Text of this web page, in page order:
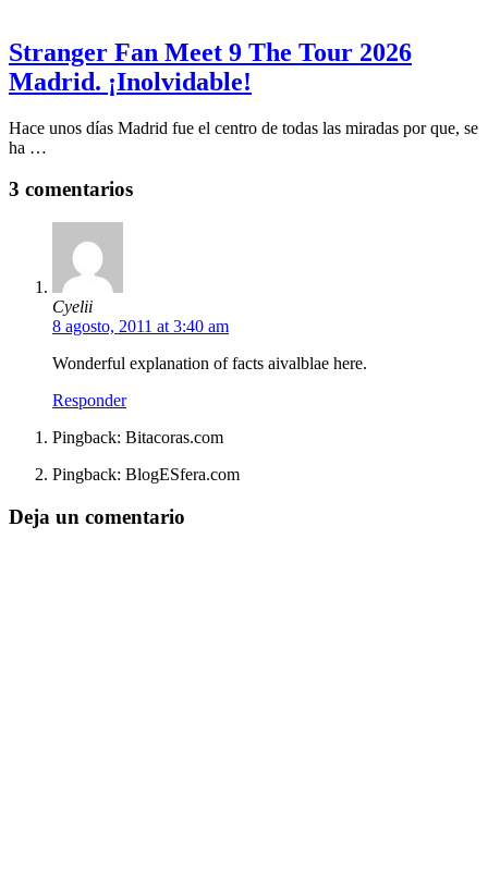
Stranger Fan Meet 9 The Tour 2026
Madrid. ¡Inolvidable!
Hace unos días Madrid fue el centro de todas las miradas por que, se
ha …
3 comentarios
Cyelii
8 agosto, 2011 at 3:40 am
Wonderful explanation of facts aivalblae here.
Responder
Pingback: Bitacoras.com
Pingback: BlogESfera.com
Deja un comentario